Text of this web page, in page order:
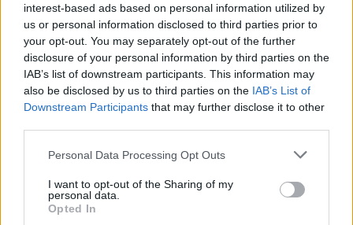
interest-based ads based on personal information utilized by
us or personal information disclosed to third parties prior to
your opt-out. You may separately opt-out of the further
disclosure of your personal information by third parties on the
IAB’s list of downstream participants. This information may
also be disclosed by us to third parties on the IAB’s List of
Downstream Participants that may further disclose it to other
Personal Data Processing Opt Outs
I want to opt-out of the Sharing of my
personal data.
Opted In
– Tanken var att det skulle gå fortare att hitta en ny